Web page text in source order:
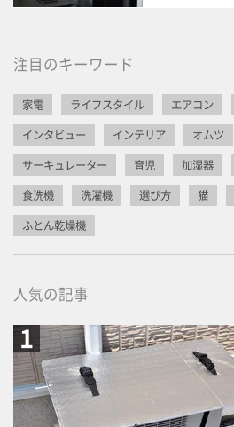
注目のキーワード
家電 ライフスタイル エアコン
インタビュー
インテリア オムツ
サーキュレーター
育児 加湿器
食洗機
洗濯機 選び方 猫
ふとん乾燥機
人気の記事